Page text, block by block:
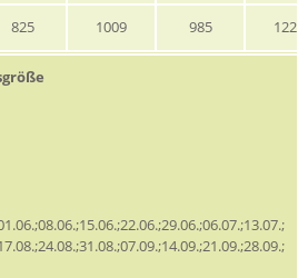
825 1009 985 1225